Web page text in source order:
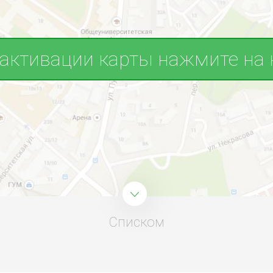
карты нажмите на
Списком